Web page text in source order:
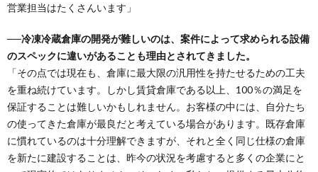
営業担当はたくさんいます」
──冷凍冷蔵倉庫の開発が難しいのは、案件によって求められる設備
のスペックに違いがあることも理由とされてきました。
「その点では現在も、倉庫に最大限の汎用性を持たせるための工夫
を重ね続けています。しかし賃貸倉庫である以上、100％の満足を
保証することは難しいかもしれません。お客様の中には、自分たち
の使ってきた倉庫が最良だと考えている場合があります。既存倉庫
に慣れているのは十分理解できますが、それと全く同じ仕様の倉庫
を新たに建設することは、昨今の状況を考慮すると多くの企業にと